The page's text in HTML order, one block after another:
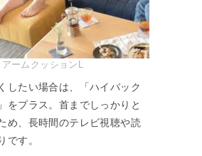
アームクッションL
したい場合は、「ハイバック
をプラス。首までしっかりと
め、長時間のテレビ視聴や読
です。